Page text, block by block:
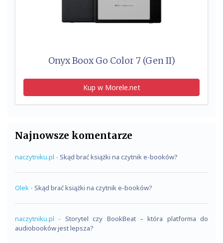
Onyx Boox Go Color 7 (Gen II)
Kup w Morele.net
Najnowsze komentarze
naczytniku.pl - Skąd brać książki na czytnik e-booków?
Olek - Skąd brać książki na czytnik e-booków?
naczytniku.pl - Storytel czy BookBeat – która platforma do
audiobooków jest lepsza?